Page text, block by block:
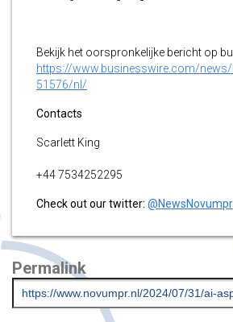
Bekijk het oorspronkelijke bericht op
https://www.businesswire.com/
51576/nl/
Contacts
Scarlett King
+44 7534252295
Check out our twitter: @NewsNovumpr
Permalink